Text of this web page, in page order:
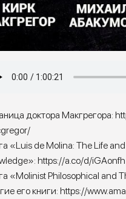
доктора Макгрегора:
«Luis de Molina: The Life
https://a.co/d/iGAonfh
«Molinist Philosophical and
его книги:https://